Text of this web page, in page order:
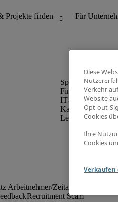
Finanz- &
IT-Bereich
Kaufmännischer
Legal
Arbeitnehmer/Zeitarbeitskräfte
Recruitment Scam
Diese
Verkehr
Website
Opt-out-
Cookies
Ihre
Cookies
Verkaufen